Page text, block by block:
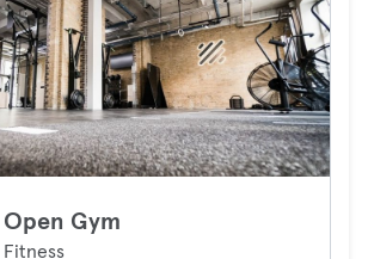
Open Gym
Fitness